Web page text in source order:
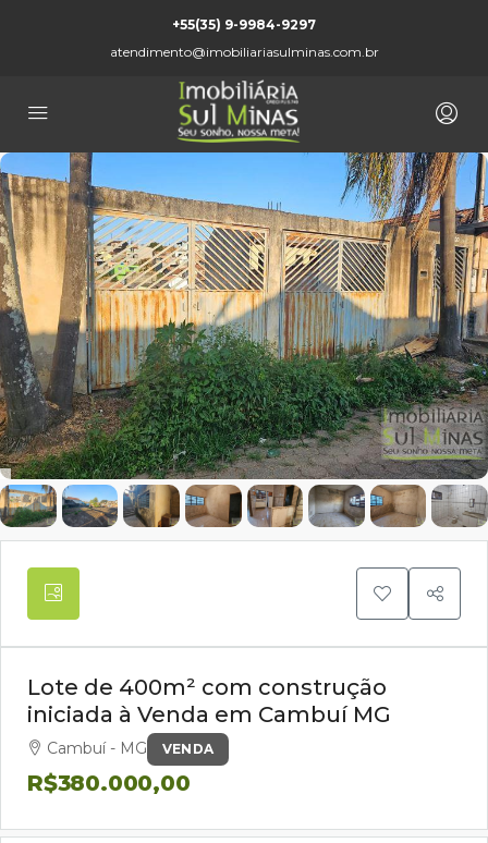
+55(35) 9-9984-9297
atendimento@imobiliariasulminas.com.br
VENDA
Lote de 400m² com construção
iniciada à Venda em Cambuí MG
Cambuí - MG
R$380.000,00